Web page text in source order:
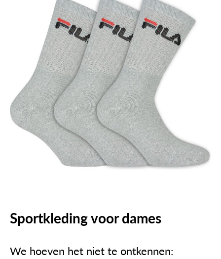
Sportkleding voor dames
We hoeven het niet te ontkennen: